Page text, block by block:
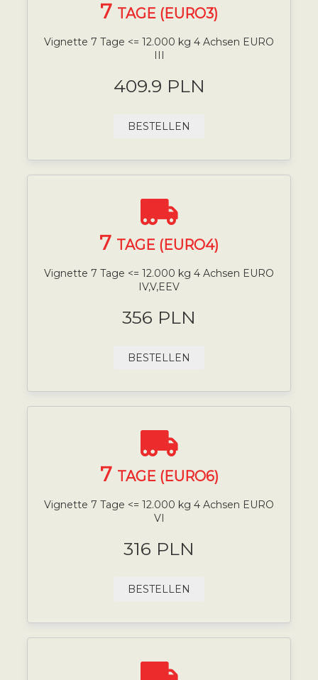
7 TAGE (EURO3)
Vignette 7 Tage <= 12.000 kg 4 Achsen EURO
409.9 PLN
BESTELLEN
7 TAGE (EURO4)
Vignette 7 Tage <= 12.000 kg 4 Achsen EURO
IV,V,EEV
356 PLN
BESTELLEN
7 TAGE (EURO6)
Vignette 7 Tage <= 12.000 kg 4 Achsen EURO
VI
316 PLN
BESTELLEN